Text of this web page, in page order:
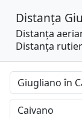
Distanța
Distanța
Distanța